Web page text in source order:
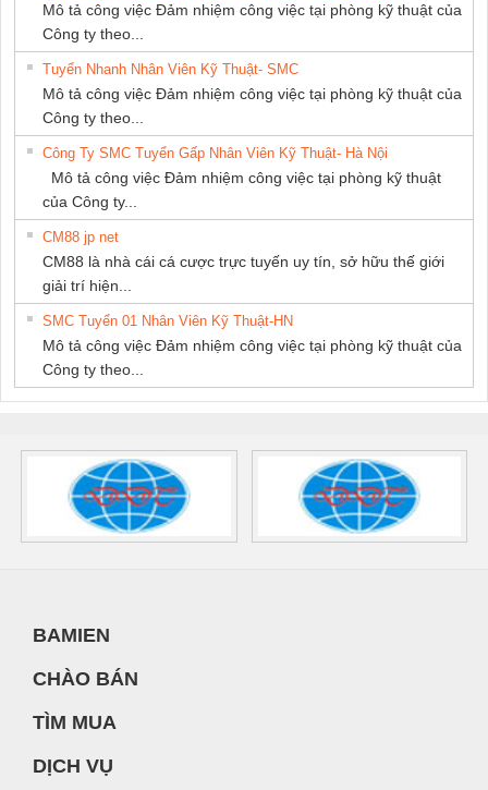
Mô tả công việc Đảm nhiệm công việc tại phòng kỹ thuật của
Công ty theo...
Tuyển Nhanh Nhân Viên Kỹ Thuật- SMC
Mô tả công việc Đảm nhiệm công việc tại phòng kỹ thuật của
Công ty theo...
Công Ty SMC Tuyển Gấp Nhân Viên Kỹ Thuật- Hà Nội
Mô tả công việc Đảm nhiệm công việc tại phòng kỹ thuật
của Công ty...
CM88 jp net
CM88 là nhà cái cá cược trực tuyến uy tín, sở hữu thế giới
giải trí hiện...
SMC Tuyển 01 Nhân Viên Kỹ Thuật-HN
Mô tả công việc Đảm nhiệm công việc tại phòng kỹ thuật của
Công ty theo...
BAMIEN
CHÀO BÁN
TÌM MUA
DỊCH VỤ